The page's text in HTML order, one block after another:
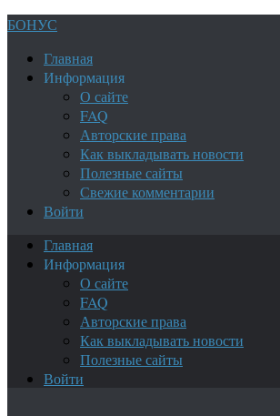
БОНУС
Главная
Информация
О сайте
FAQ
Авторские права
Как выкладывать новости
Полезные сайты
Свежие комментарии
Войти
Главная
Информация
О сайте
FAQ
Авторские права
Как выкладывать новости
Полезные сайты
Войти